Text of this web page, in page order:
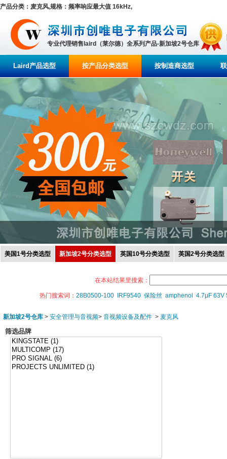
产品分类：麦克风,规格：频率响应最大值 16kHz,
专业代理销售laird（莱尔德）全系列产品-新加坡2号仓库
Laird产品选型 按产品分类选型 按制造商选型
美国1号分类选型 新加坡2号分类选型 英国10号分类选型 英国2号分类选型
在本站结果里搜索：
热门搜索词： 28B0500-100 IRF9540 保险丝 amphenol 4.7μF 63V
新加坡2号仓库 > 安全管理与音视频> 音视频设备及配件 > 麦克风
筛选品牌